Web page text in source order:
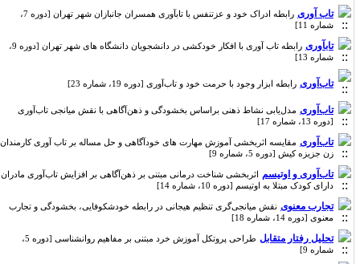
تاب آوری
رابطه ادراک خود و عزتنفس با تابآوری همسران جانبازان شهر تهران [دوره 7،
شماره 11]
تابآوری
رابطه تاب آوری با افکار خودکشی در دانشجویان دانشگاه های شهر تهران [دوره 9،
شماره 13]
تاب‌آوری رابطه ابزار وجود با حرمت خود و تاب‌آوری [دوره 19، شماره 23]
تاب‌آوری مدل‌یابی نشاط ذهنی براساس بخشودگی و ذهن‌آگاهی با نقش میانجی تاب‌آوری
[دوره 13، شماره 17]
تاب‌آوری مقایسه اثربخشی آموزش مهارت های خودآگاهی و حل مساله بر تاب آوری کارمندان
زن جزیزه کیش [دوره 5، شماره 9]
تاب‌آوری و اوتیسم اثربخشی شناخت درمانی مبتنی بر ذهن‌آگاهی بر افزایش تاب‌آوری مادران
دارای کودک مبتلا به اوتیسم [دوره 10، شماره 14]
تجارب معنوی نقش میانجی‌گری تنظیم هیجانی در رابطه خودشکوفایی، بخشودگی و تجارب
معنوی [دوره 14، شماره 18]
تحلیل رفتار متقابل
طراحی پروتکل آموزش خرد مبتنی بر مفاهیم روانشناسی [دوره 5،
شماره 9]